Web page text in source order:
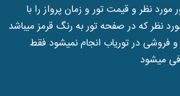
نظر و قیمت تور و زمان پرواز را با
نظر که در صفحه تور به رنگ قرمز میباشد
فروشی در توریاب انجام نمیشود فقط
میشود